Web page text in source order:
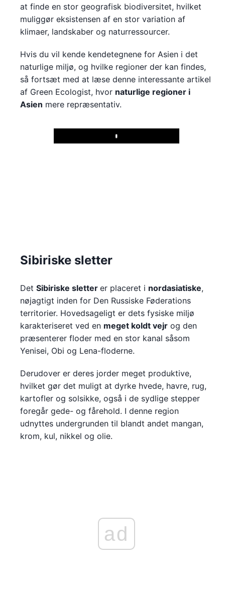
at finde en stor geografisk biodiversitet, hvilket
muliggør eksistensen af en stor variation af
klimaer, landskaber og naturressourcer.
Hvis du vil kende kendetegnene for Asien i det
naturlige miljø, og hvilke regioner der kan findes,
så fortsæt med at læse denne interessante artikel
af Green Ecologist, hvor naturlige regioner i
Asien mere repræsentativ.
Play
Sibiriske sletter
Det Sibiriske sletter er placeret i nordasiatiske,
nøjagtigt inden for Den Russiske Føderations
territorier. Hovedsageligt er dets fysiske miljø
karakteriseret ved en meget koldt vejr og den
præsenterer floder med en stor kanal såsom
Yenisei, Obi og Lena-floderne.
Derudover er deres jorder meget produktive,
hvilket gør det muligt at dyrke hvede, havre, rug,
kartofler og solsikke, også i de sydlige stepper
foregår gede- og fårehold. I denne region
udnyttes undergrunden til blandt andet mangan,
krom, kul, nikkel og olie.
ad